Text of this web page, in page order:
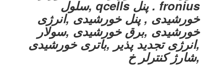
fronius . پنل qcells ,سلول
خورشیدی , پنل خورشیدی ,انرژی
خورشیدی ,برق خورشیدی ,سولار
,انرژی تجدید پذیر ,باتری خورشیدی
,شارژ کنترلر خ